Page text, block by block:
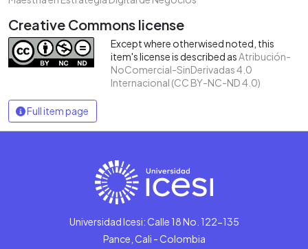
Creative Commons license
Except where otherwised noted, this
item's license is described asAtribución-
NoComercial-SinDerivadas 4.0
Internacional (CC BY-NC-ND 4.0)
Full item page
Universidad Icesi: Calle 18 No. 122-135
Pance, Cali - Colombia